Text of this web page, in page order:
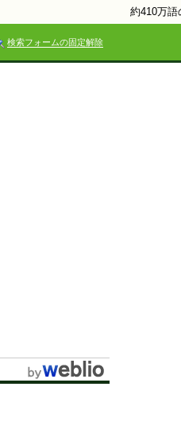
約410万語
検索フォームの固定解除